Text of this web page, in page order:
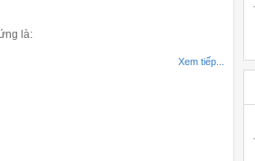
là:
Xem tiếp...